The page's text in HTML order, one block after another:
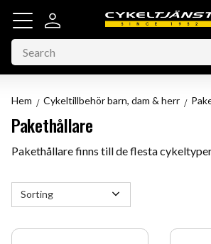
Menu
Hem Cykeltillbehör barn, dam & herr
Pakethållare
Pakethållare finns till de flesta
Select sorting method